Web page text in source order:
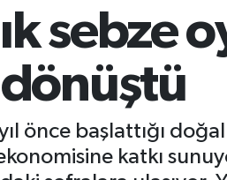
sebze
önce başlattığı
katkı